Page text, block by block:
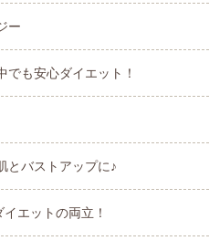
ー
でも安心ダイエット！
とバストアップに♪
エットの両立！